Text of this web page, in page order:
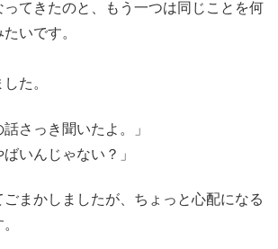
てきたのと、もう一つは同じことを何
いです。
た。
さっき聞いたよ。」
いんじゃない？」
まかしましたが、ちょっと心配になる